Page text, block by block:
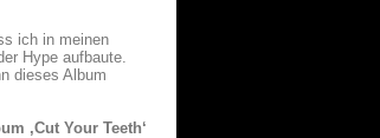
ich in meinen
Hype aufbaute.
dieses Album
,Cut Your Teeth‘